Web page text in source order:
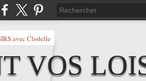
VOS